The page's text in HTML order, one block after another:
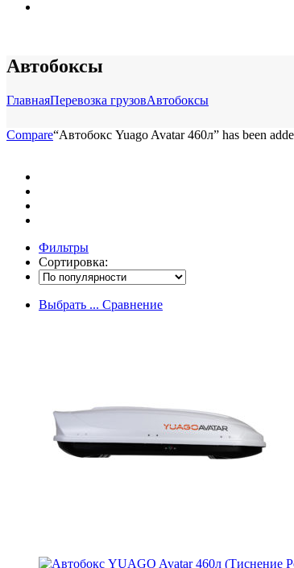
Автобоксы
ГлавнаяПеревозка грузовАвтобоксы
Compare“Автобокс Yuago Avatar 460л” has been
Фильтры
Сортировка:
Выбрать ... Сравнение